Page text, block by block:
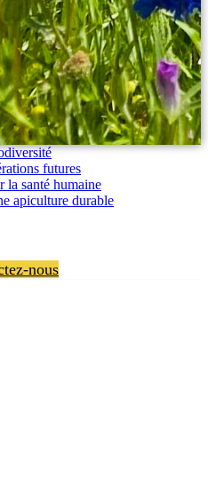
futures
santé humaine
apiculture durable
nous